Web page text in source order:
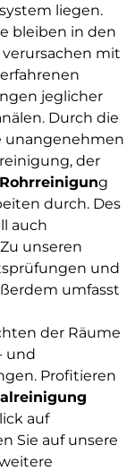
liegen.
bleiben in den
mit
jeglicher
Durch die
unangenehmen
der
Rohrreinigung
durch. Des
auch
unseren
und
umfasst
der Räume
und
Profitieren
auf
Sie auf unsere